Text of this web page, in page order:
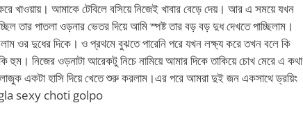
খাওয়ায়। আমাকে টেবিলে বসিয়ে নিজেই খাবার বেড়ে দেয়। আর এ সময়ে যখন
তার পাতলা ওড়নার ভেতর দিয়ে আমি স্পষ্ট তার বড় বড় দুধ দেখতে পাচ্ছিলাম।
ওর দুধের দিকে। ও প্রথমে বুঝতে পারেনি পরে যখন লক্ষ্য করে তখন বলে কি
হুম। নিজের ওড়নাটা আরেকটু নিচে নামিয়ে আমার দিকে তাকিয়ে চোখ মেরে এ কথা
একটা হাসি দিয়ে খেতে শুরু করলাম।এর পরে আমরা দুই জন একসাথে ড্রয়িং
sexy choti golpo